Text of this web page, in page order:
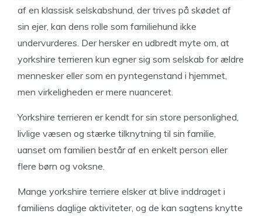
af en klassisk selskabshund, der trives på skødet af
sin ejer, kan dens rolle som familiehund ikke
undervurderes. Der hersker en udbredt myte om, at
yorkshire terrieren kun egner sig som selskab for ældre
mennesker eller som en pyntegenstand i hjemmet,
men virkeligheden er mere nuanceret.
Yorkshire terrieren er kendt for sin store personlighed,
livlige væsen og stærke tilknytning til sin familie,
uanset om familien består af en enkelt person eller
flere børn og voksne.
Mange yorkshire terriere elsker at blive inddraget i
familiens daglige aktiviteter, og de kan sagtens knytte